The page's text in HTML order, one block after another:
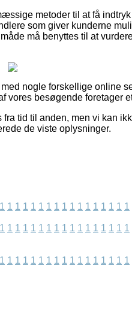
metoder til at få
som giver kunderne
må benyttes til at
nogle forskellige online
vores besøgende foretager
tid til anden, men vi kan
de viste oplysninger.
1 1 1 1 1 1 1 1 1 1 1 1 1 1 1 1 1
1 1 1 1 1 1 1 1 1 1 1 1 1 1 1 1 1
1 1 1 1 1 1 1 1 1 1 1 1 1 1 1 1 1